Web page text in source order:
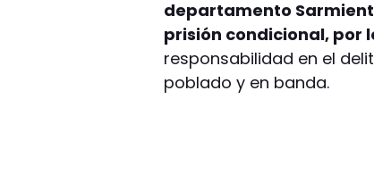
departamento
prisión condicional, por
responsabilidad en el
poblado y en banda.